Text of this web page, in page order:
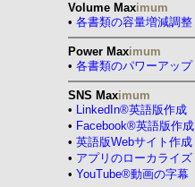
Volume Maximum
• 各書類の容量増減調整
Power Maximum
• 各書類のパワーアップ
SNS Maximum
• LinkedIn®英語版作成
• Facebook®英語版作成
• 英語版Webサイト作成
• アプリのローカライズ
• YouTube®動画の字幕